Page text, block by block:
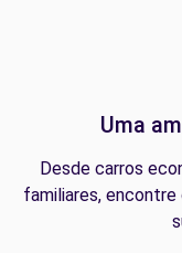
Uma
Desde carros
familiares,